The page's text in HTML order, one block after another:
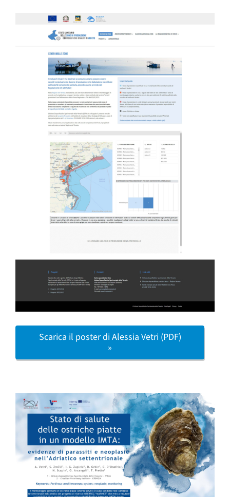
Scarica il poster di Alessia Vetri (PDF)
»